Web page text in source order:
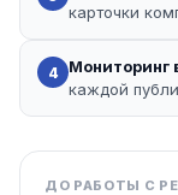
карточки
4 Мониторинг
каждой
ДО РАБОТЫ С